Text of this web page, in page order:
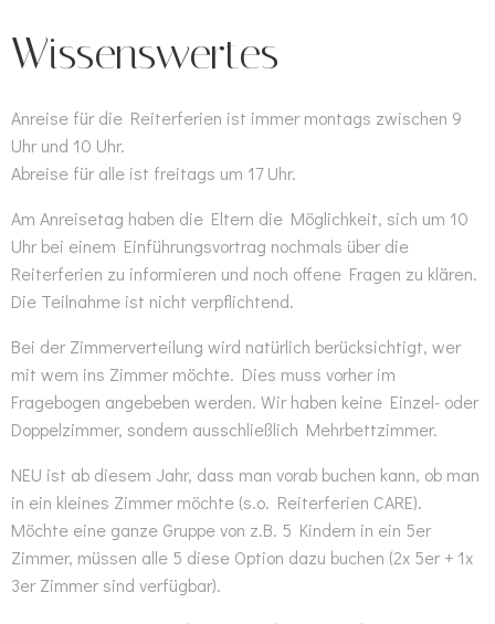
Wissenswertes
Anreise für die Reiterferien ist immer montags zwischen 9
Uhr und 10 Uhr.
Abreise für alle ist freitags um 17 Uhr.
Am Anreisetag haben die Eltern die Möglichkeit, sich um 10
Uhr bei einem Einführungsvortrag nochmals über die
Reiterferien zu informieren und noch offene Fragen zu klären.
Die Teilnahme ist nicht verpflichtend.
Bei der Zimmerverteilung wird natürlich berücksichtigt, wer
mit wem ins Zimmer möchte. Dies muss vorher im
Fragebogen angebeben werden. Wir haben keine Einzel- oder
Doppelzimmer, sondern ausschließlich Mehrbettzimmer.
NEU ist ab diesem Jahr, dass man vorab buchen kann, ob man
in ein kleines Zimmer möchte (s.o. Reiterferien CARE).
Möchte eine ganze Gruppe von z.B. 5 Kindern in ein 5er
Zimmer, müssen alle 5 diese Option dazu buchen (2x 5er + 1x
3er Zimmer sind verfügbar).